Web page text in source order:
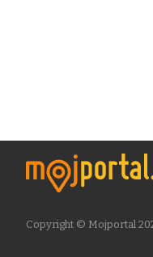
Copyright © Mojportal